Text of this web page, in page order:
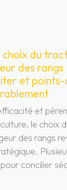
choix du
des rangs
et points-
et
le choix
des rangs
concilier